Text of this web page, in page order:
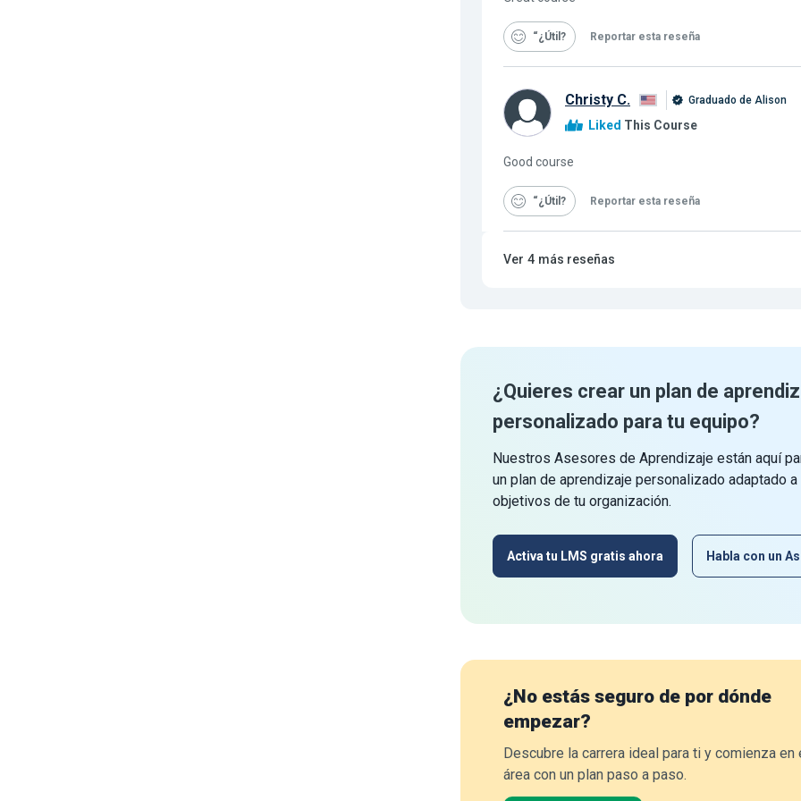
“¿Útil Reportar esta reseña
Christy C. Graduado de Alison
Liked This Course
Good course
“¿Útil Reportar esta reseña
Ver 4 más reseñas
¿Quieres crear un plan de
personalizado para tu equipo?
Nuestros Asesores de Aprendizaje están aquí
un plan de aprendizaje personalizado adaptado
objetivos de tu organización.
Activa tu LMS gratis ahora Habla con un
¿No estás seguro de por dónde
empezar?
Descubre la carrera ideal para ti y comienza en
área con un plan paso a paso.